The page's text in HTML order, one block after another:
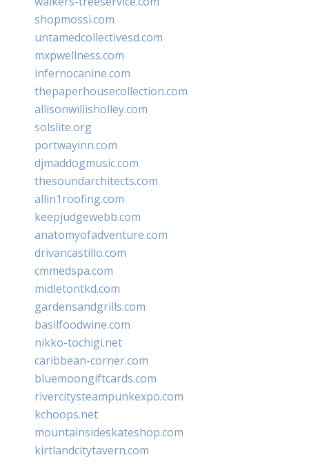
shopmossi.com
untamedcollectivesd.com
mxpwellness.com
infernocanine.com
thepaperhousecollection.com
allisonwillisholley.com
solslite.org
portwayinn.com
djmaddogmusic.com
thesoundarchitects.com
allin1roofing.com
keepjudgewebb.com
anatomyofadventure.com
drivancastillo.com
cmmedspa.com
midletontkd.com
gardensandgrills.com
basilfoodwine.com
nikko-tochigi.net
caribbean-corner.com
bluemoongiftcards.com
rivercitysteampunkexpo.com
kchoops.net
mountainsideskateshop.com
kirtlandcitytavern.com